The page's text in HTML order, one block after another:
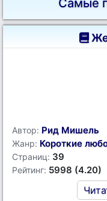
Самые
Автор: Рид Мишель
Жанр: Короткие
Страниц: 39
Рейтинг: 5998 (4.20)